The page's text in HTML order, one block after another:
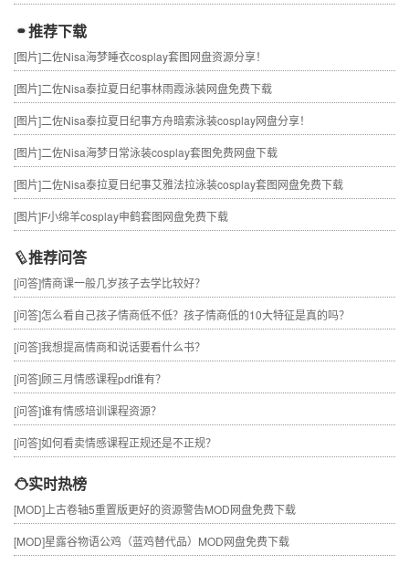
推荐下载
[图片]二佐Nisa海梦睡衣cosplay套图网盘资源分享！
[图片]二佐Nisa泰拉夏日纪事林雨霞泳装网盘免费下载
[图片]二佐Nisa泰拉夏日纪事方舟暗索泳装cosplay网盘分享！
[图片]二佐Nisa海梦日常泳装cosplay套图免费网盘下载
[图片]二佐Nisa泰拉夏日纪事艾雅法拉泳装cosplay套图网盘免费下载
[图片]F小绵羊cosplay申鹤套图网盘免费下载
推荐问答
[问答]情商课一般几岁孩子去学比较好？
[问答]怎么看自己孩子情商低不低？孩子情商低的10大特征是真的吗？
[问答]我想提高情商和说话要看什么书？
[问答]顾三月情感课程pdf谁有？
[问答]谁有情感培训课程资源？
[问答]如何看卖情感课程正规还是不正规？
实时热榜
[MOD] 上古卷轴5重置版更好的资源警告MOD网盘免费下载
[MOD]星露谷物语公鸡（蓝鸡替代品）MOD网盘免费下载